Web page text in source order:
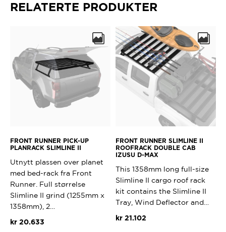
RELATERTE PRODUKTER
FRONT RUNNER PICK-UP
PLANRACK SLIMLINE II
Utnytt plassen over planet
med bed-rack fra Front
Runner. Full størrelse
Slimline II grind (1255mm x
1358mm), 2…
kr20.633
FRONT RUNNER SLIMLINE II
ROOFRACK DOUBLE CAB
IZUSU D-MAX
This 1358mm long full-size
Slimline II cargo roof rack
kit contains the Slimline II
Tray, Wind Deflector and…
kr 21.102